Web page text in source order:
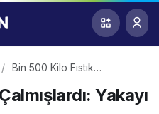
Bin 500 Kilo Fıstık
Verdiler!
Yakayı
0